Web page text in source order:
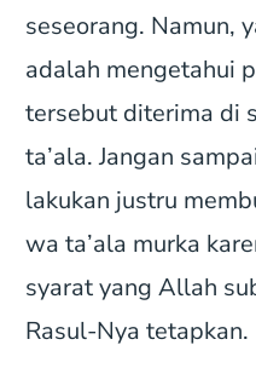
seseorang. Namun,
adalah mengetahui
tersebut diterima di
ta’ala. Jangan
lakukan justru
wa ta’ala murka
syarat yang Allah
Rasul-Nya tetapkan.